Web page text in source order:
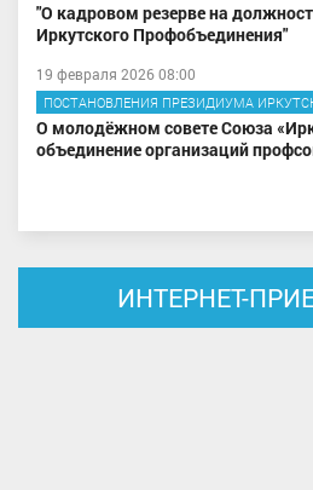
"О кадровом резерве на
Иркутского Профобъединения"
19 февраля 2026 08:00
ПОСТАНОВЛЕНИЯ ПРЕЗИДИУМА
О молодёжном совете Союза
объединение организаций
ИНТЕРНЕТ-